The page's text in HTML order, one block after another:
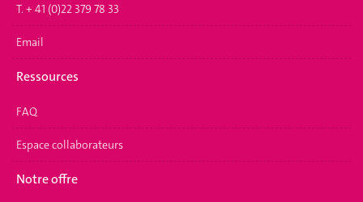
T. + 41 (0)22 379 78 33
Email
Ressources
FAQ
Espace collaborateurs
Notre offre